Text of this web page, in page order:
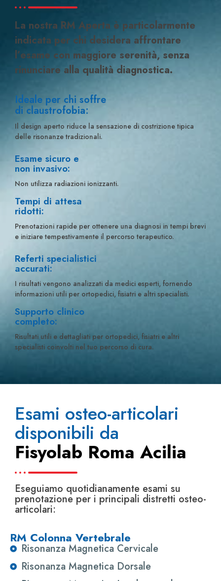
La nostra RM Aperta è particolarmente
indicata per chi desidera affrontare
l’esame con maggiore serenità, senza
rinunciare alla qualità diagnostica.
Ideale per chi soffre
di claustrofobia:
Il design aperto riduce la sensazione di costrizione tipica
delle risonanze tradizionali.
Esame sicuro e
non invasivo:
Non utilizza radiazioni ionizzanti.
Tempi di attesa
ridotti:
Prenotazioni rapide per ottenere una diagnosi in tempi brevi
e iniziare tempestivamente il percorso terapeutico.
Referti specialistici
accurati:
I risultati vengono analizzati da medici esperti, fornendo
informazioni utili per ortopedici, fisiatri e altri specialisti.
Supporto clinico
completo:
Risultati utili e dettagliati per ortopedici, fisiatri e altri
specialisti coinvolti nel tuo percorso di cura.
Esami osteo-articolari
disponibili da
Fisyolab Roma Acilia
Eseguiamo quotidianamente esami su
prenotazione per i principali distretti osteo-
articolari:
RM Colonna Vertebrale
Risonanza Magnetica Cervicale
Risonanza Magnetica Dorsale